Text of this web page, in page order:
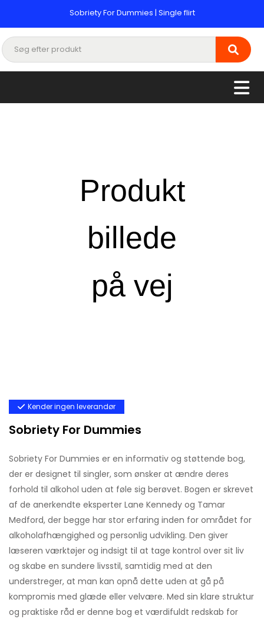
Sobriety For Dummies | Single flirt
Kender ingen leverandør
Sobriety For Dummies
Sobriety For Dummies er en informativ og støttende bog,
der er designet til singler, som ønsker at ændre deres
forhold til alkohol uden at føle sig berøvet. Bogen er skrevet
af de anerkendte eksperter Lane Kennedy og Tamar
Medford, der begge har stor erfaring inden for området for
alkoholafhængighed og personlig udvikling. Den giver
læseren værktøjer og indsigt til at tage kontrol over sit liv
og skabe en sundere livsstil, samtidig med at den
understreger, at man kan opnå dette uden at gå på
kompromis med glæde eller velvære. Med sin klare struktur
og praktiske råd er denne bog et værdifuldt redskab for